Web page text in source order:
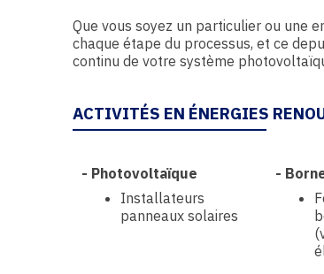
Que vous soyez un particulier ou une
chaque étape du processus, et ce
continu de votre système
ACTIVITÉS EN ÉNERGIES
- Photovoltaïque
Installateurs
panneaux solaires
-